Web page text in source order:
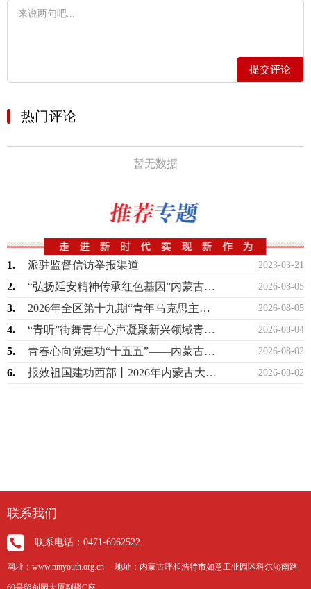
提交评论
热门评论
暂无数据
2023-03-21
1. 派驻监督信访举报渠道
2026-08-05
2. “弘扬延安精神传承红色基因”内蒙古少先队2026年暑期研学实践活动圆满举办
2026-08-05
3. 2026年全区第十九期“青年马克思主义者培养工程”高校班顺利举办
2026-08-04
4. “青听”街舞青年心声凝聚新兴领域青春力量
2026-08-02
5. 青春心向党建功“十五五”——内蒙古青年讲师团示范性宣讲走进巴彦淖尔
2026-08-02
6. 报效祖国建功西部丨2026年内蒙古大学生志愿服务西部计划志愿者培训在呼和浩特举办
联系我们
联系电话：0471-6962522
网址：www.nmyouth.org.cn 地址：内蒙古呼和浩特市如意工业园区科尔沁南路